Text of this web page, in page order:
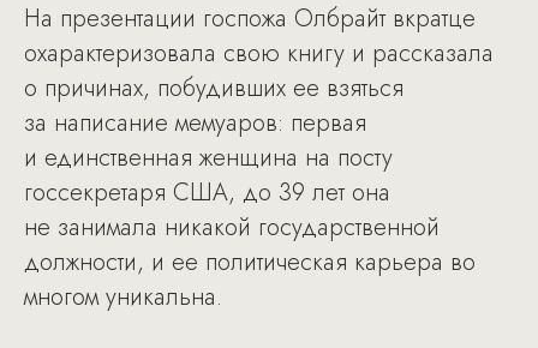
На презентации госпожа Олбрайт вкратце
охарактеризовала свою книгу и рассказала
о причинах, побудивших ее взяться
за написание мемуаров: первая
и единственная женщина на посту
госсекретаря США, до 39 лет она
не занимала никакой государственной
должности, и ее политическая карьера во
многом уникальна.